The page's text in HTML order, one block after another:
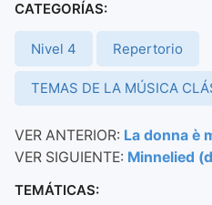
CATEGORÍAS:
Nivel 4 Repertorio
TEMAS DE LA MÚSICA
VER ANTERIOR: La donna è
VER SIGUIENTE: Minnelied
TEMÁTICAS: